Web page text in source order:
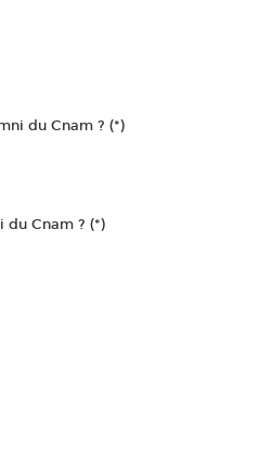
du Cnam ? (*)
du Cnam ? (*)